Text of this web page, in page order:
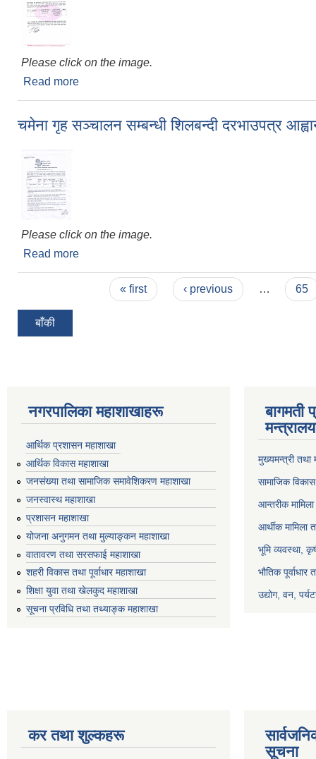
Please click on the image.
Read more
चमेना गृह सञ्‍चालन सम्बन्धी शिलबन्दी दरभाउपत्र
Please click on the image.
Read more
« first ‹ previous … 65
बाँकी
नगरपालिका महाशाखाहरू
आर्थिक प्रशासन महाशाखा
आर्थिक विकास महाशाखा
जनसंख्या तथा सामाजिक समावेशिकरण महाशाखा
जनस्वास्थ महाशाखा
प्रशासन महाशाखा
योजना अनुगमन तथा मुल्याङ्कन महाशाखा
वातावरण तथा सरसफाई महाशाखा
शहरी विकास तथा पूर्वाधार महाशाखा
शिक्षा युवा तथा खेलकुद महाशाखा
सूचना प्रविधि तथा तथ्याङ्क महाशाखा
बागमती
मुख्यमन्त्री तथा
सामाजिक
आन्तरीक
आर्थीक मामिला
भूमि व्यवस्था,
भौतिक पूर्वाधार
उद्योग, वन,
कर तथा शुल्कहरू
सूचना